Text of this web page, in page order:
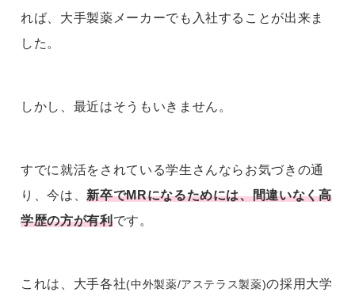
れば、大手製薬メーカーでも入社することが出来ま
した。
しかし、最近はそうもいきません。
すでに就活をされている学生さんならお気づきの通
り、今は、新卒でMRになるためには、間違いなく高
学歴の方が有利です。
これは、大手各社(中外製薬/アステラス製薬)の採用大学